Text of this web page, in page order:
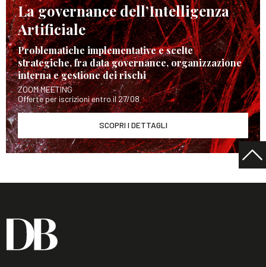
La governance dell’Intelligenza
Artificiale
Problematiche implementative e scelte
strategiche, fra data governance, organizzazione
interna e gestione dei rischi
ZOOM MEETING
Offerte per iscrizioni entro il 27/08
SCOPRI I DETTAGLI